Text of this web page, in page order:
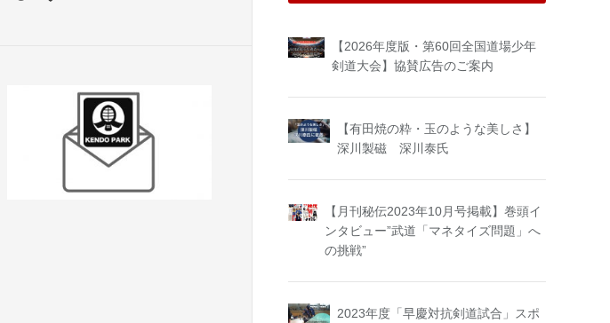
【2026年度版・第60回全国道場少年
剣道大会】協賛広告のご案内
【有田焼の粋・玉のような美しさ】
深川製磁 深川泰氏
【月刊秘伝2023年10月号掲載】巻頭イ
ンタビュー”武道「マネタイズ問題」へ
の挑戦”
2023年度「早慶対抗剣道試合」スポ